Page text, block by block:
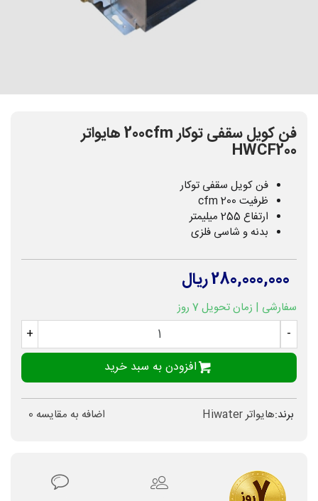
فن کویل سقفی توکار 200cfm هایواتر
HWCF200
فن کویل سقفی توکار
ظرفیت 200 cfm
ارتفاع 255 میلیمتر
بدنه و شاسی فلزی
280,000,000 ریال
سفارشی | زمان تحویل 7 روز
-
+
افزودن به سبد خرید
برند:هایواتر Hiwater اضافه به مقایسه 0